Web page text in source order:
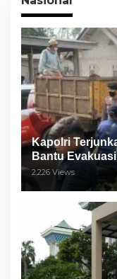
Kapolri
Bantu
Semeru
2,226 Views